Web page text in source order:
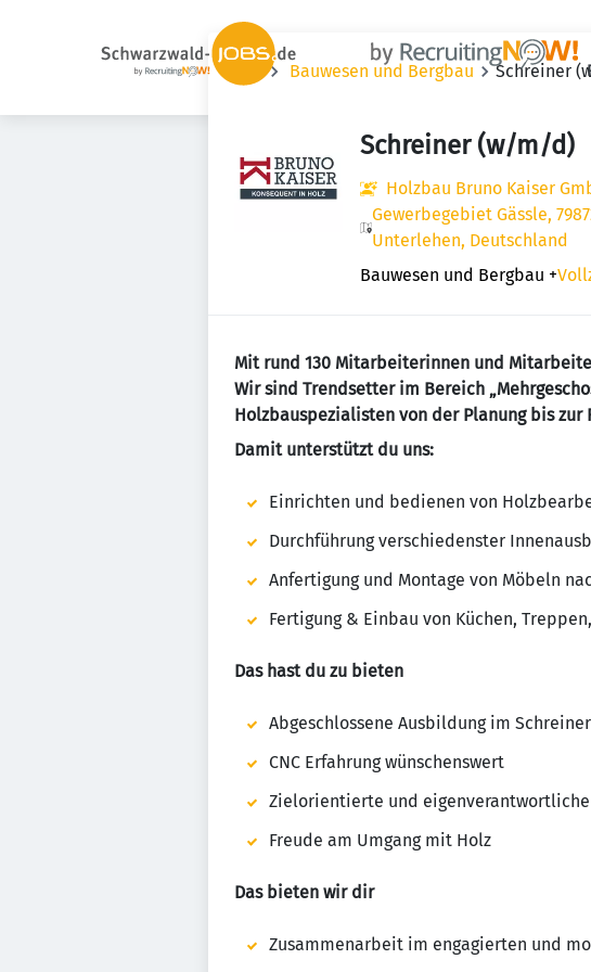
Bauwesen und Bergbau Schreiner
Schreiner (w/m/d)
Holzbau Bruno Kaiser
Gewerbegebiet Gässle,
Unterlehen, Deutschland
Bauwesen und Bergbau +
Mit rund 130 Mitarbeiterinnen und
Wir sind Trendsetter im Bereich
Holzbauspezialisten von der Planung bis
Damit unterstützt du uns:
Einrichten und bedienen von
Durchführung verschiedenster
Anfertigung und Montage von Möbeln
Fertigung & Einbau von Küchen,
Das hast du zu bieten
Abgeschlossene Ausbildung im
CNC Erfahrung wünschenswert
Zielorientierte und
Freude am Umgang mit Holz
Das bieten wir dir
Zusammenarbeit im engagierten und